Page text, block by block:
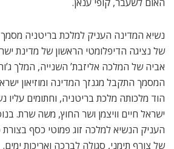
נשיא המדינה העניק למלכת בריטניה
של נציגה הדיפלומטי הראשון של מדינת
המסמך התקבל מגנזך המדינה ומוזיאון
הוד מלכותה מלכת בריטניה, וחתומים עליו
ישראל חיים וויצמן ושר החוץ, משה שרת.
העניק הנשיא למלכה זוג פמוטי כסף בצורת
של צורף תימני, סגולה לברכה ואריכות ימים.